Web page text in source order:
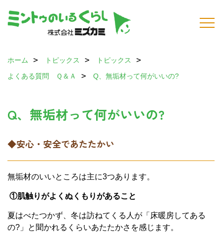
ホーム トピックス
トピックス
よくある質問 Ｑ＆Ａ
Q、無垢材って何がいいの?
Q、無垢材って何がいいの?
◆安心・安全であたたかい
無垢材のいいところは主に3つあります。
①肌触りがよくぬくもりがあること
夏はべたつかず、冬は訪ねてくる人が「床暖房してある
の?」と聞かれるくらいあたたかさを感じます。